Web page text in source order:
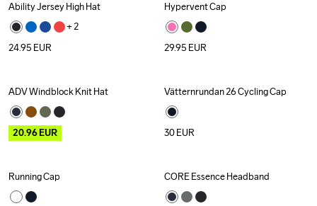
Ability Jersey High Hat
+ 2
24.95 EUR
Hypervent Cap
29.95 EUR
Outlet
ADV Windblock Knit Hat
20.96EUR
Vätternrundan 26 Cycling Cap
30EUR
Running Cap CORE Essence Headband